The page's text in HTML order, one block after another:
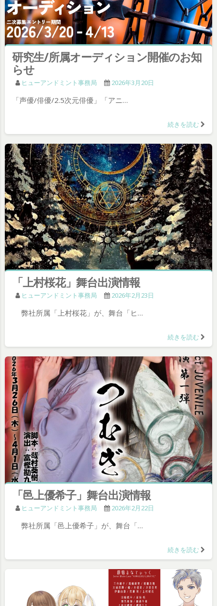
研究生/所属オーディション開催のお知
らせ
ヒューアンドミント事務局 2026年3月20日
「声優/俳優/2.5次元俳優」「アニ…
続きを読む
「上村桜花」舞台出演情報
ヒューアンドミント事務局 2026年2月23日
弊社所属「上村桜花」が、舞台「ヒ…
続きを読む
「邑上優希子」舞台出演情報
ヒューアンドミント事務局 2026年2月22日
弊社所属「邑上優希子」が、舞台「…
続きを読む